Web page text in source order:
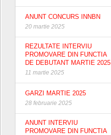
ANUNT CONCURS INNBN
20 martie 2025
REZULTATE INTERVIU
PROMOVARE DIN FUNCTIA
DE DEBUTANT MARTIE 2025
11 martie 2025
GARZI MARTIE 2025
28 februarie 2025
ANUNT INTERVIU
PROMOVARE DIN FUNCTIA